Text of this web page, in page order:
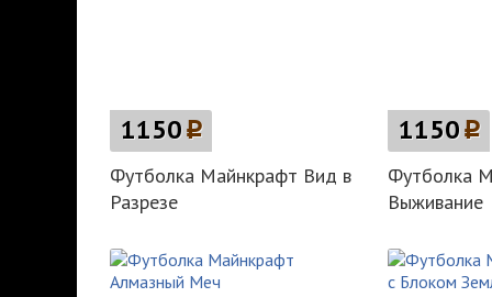
1150p
Футболка Майнкрафт Вид в
Разрезе
1150p
Футболка
Выживание